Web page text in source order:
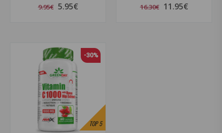
9.95€ 5.95€ 16.30€ 11.95€
TOP5
-30%